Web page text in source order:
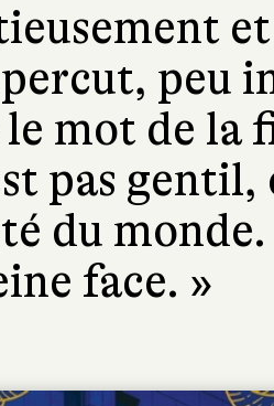
peu
le mot de la
pas
du
face. »